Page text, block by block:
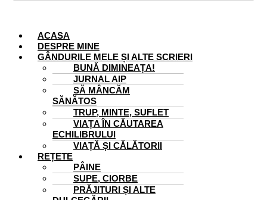
ACASA
DESPRE MINE
GÂNDURILE MELE ȘI ALTE SCRIERI
BUNĂ DIMINEAȚA!
JURNAL AIP
SĂ MÂNCĂM
SĂNĂTOS
TRUP, MINTE, SUFLET
VIAȚA ÎN CĂUTAREA
ECHILIBRULUI
VIAȚĂ ȘI CĂLĂTORII
REȚETE
PÂINE
SUPE, CIORBE
PRĂJITURI ȘI ALTE